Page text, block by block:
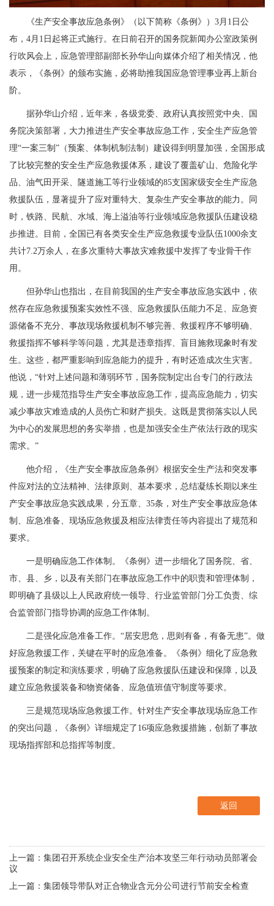
《生产安全事故应急条例》（以下简称《条例》）3月1日公
布，4月1日起将正式施行。在日前召开的国务院新闻办公室政策例
行吹风会上，应急管理部副部长孙华山向媒体介绍了相关情况，他
表示，《条例》的颁布实施，必将助推我国应急管理事业再上新台
阶。
据孙华山介绍，近年来，各级党委、政府认真按照党中央、国
务院决策部署，大力推进生产安全事故应急工作，安全生产应急管
理“一案三制”（预案、体制机制法制）建设得到明显加强，全国形成
了比较完整的安全生产应急救援体系，建设了覆盖矿山、危险化学
品、油气田开采、隧道施工等行业领域的85支国家级安全生产应急
救援队伍，显著提升了应对重特大、复杂生产安全事故的能力。同
时，铁路、民航、水域、海上溢油等行业领域应急救援队伍建设稳
步推进。目前，全国已有各类安全生产应急救援专业队伍1000余支
共计7.2万余人，在多次重特大事故灾难救援中发挥了专业骨干作
用。
但孙华山也指出，在目前我国的生产安全事故应急实践中，依
然存在应急救援预案实效性不强、应急救援队伍能力不足、应急资
源储备不充分、事故现场救援机制不够完善、救援程序不够明确、
救援指挥不够科学等问题，尤其是违章指挥、盲目施救现象时有发
生。这些，都严重影响到应急能力的提升，有时还造成次生灾害。
他说，“针对上述问题和薄弱环节，国务院制定出台专门的行政法
规，进一步规范指导生产安全事故应急工作，提高应急能力，切实
减少事故灾难造成的人员伤亡和财产损失。这既是贯彻落实以人民
为中心的发展思想的务实举措，也是加强安全生产依法行政的现实
需求。”
他介绍，《生产安全事故应急条例》根据安全生产法和突发事
件应对法的立法精神、法律原则、基本要求，总结凝练长期以来生
产安全事故应急实践成果，分五章、35条，对生产安全事故应急体
制、应急准备、现场应急救援及相应法律责任等内容提出了规范和
要求。
一是明确应急工作体制。《条例》进一步细化了国务院、省、
市、县、乡，以及有关部门在事故应急工作中的职责和管理体制，
即明确了县级以上人民政府统一领导、行业监管部门分工负责、综
合监管部门指导协调的应急工作体制。
二是强化应急准备工作。“居安思危，思则有备，有备无患”。做
好应急救援工作，关键在平时的应急准备。《条例》细化了应急救
援预案的制定和演练要求，明确了应急救援队伍建设和保障，以及
建立应急救援装备和物资储备、应急值班值守制度等要求。
三是规范现场应急救援工作。针对生产安全事故现场应急工作
的突出问题，《条例》详细规定了16项应急救援措施，创新了事故
现场指挥部和总指挥等制度。
返回
上一篇：集团召开系统企业安全生产治本攻坚三年行动动员部署会
议
上一篇：集团领导带队对正合物业含元分公司进行节前安全检查